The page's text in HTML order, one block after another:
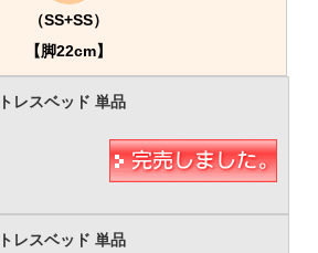
（SS+SS）
【脚22cm】